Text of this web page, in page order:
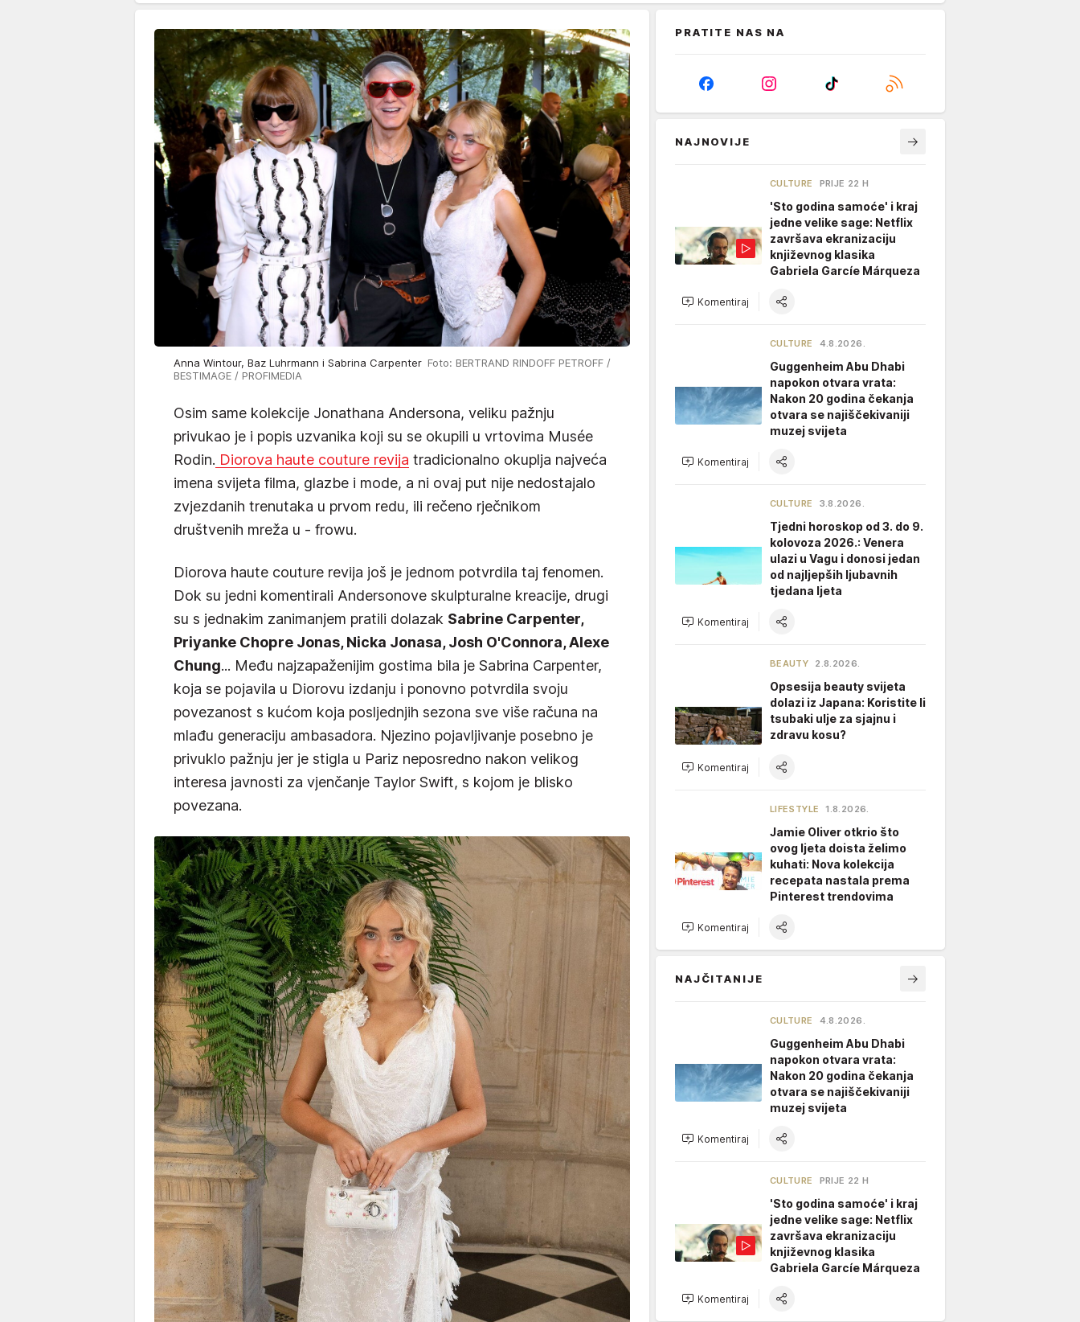
Anna Wintour, Baz Luhrmann i Sabrina Carpenter Foto: BERTRAND RINDOFF PETROFF /
BESTIMAGE / PROFIMEDIA
Osim same kolekcije Jonathana Andersona, veliku pažnju
privukao je i popis uzvanika koji su se okupili u vrtovima Musée
Rodin. Diorova haute couture revija tradicionalno okuplja najveća
imena svijeta filma, glazbe i mode, a ni ovaj put nije nedostajalo
zvjezdanih trenutaka u prvom redu, ili rečeno rječnikom
društvenih mreža u - frowu.
Diorova haute couture revija još je jednom potvrdila taj fenomen.
Dok su jedni komentirali Andersonove skulpturalne kreacije, drugi
su s jednakim zanimanjem pratili dolazak Sabrine Carpenter,
Priyanke Chopre Jonas, Nicka Jonasa, Josh O'Connora, Alexe
Chung... Među najzapaženijim gostima bila je Sabrina Carpenter,
koja se pojavila u Diorovu izdanju i ponovno potvrdila svoju
povezanost s kućom koja posljednjih sezona sve više računa na
mlađu generaciju ambasadora. Njezino pojavljivanje posebno je
privuklo pažnju jer je stigla u Pariz neposredno nakon velikog
interesa javnosti za vjenčanje Taylor Swift, s kojom je blisko
povezana.
PRATITE NAS NA
NAJNOVIJE
CULTURE PRIJE 22 H
'Sto godina samoće' i kraj
jedne velike sage: Netflix
završava ekranizaciju
književnog klasika
Gabriela Garcíe Márqueza
Komentiraj
CULTURE 4.8.2026.
Guggenheim Abu Dhabi
napokon otvara vrata:
Nakon 20 godina čekanja
otvara se najiščekivaniji
muzej svijeta
Komentiraj
CULTURE 3.8.2026.
Tjedni horoskop od 3. do 9.
kolovoza 2026.: Venera
ulazi u Vagu i donosi jedan
od najljepših ljubavnih
tjedana ljeta
Komentiraj
BEAUTY 2.8.2026.
Opsesija beauty svijeta
dolazi iz Japana: Koristite li
tsubaki ulje za sjajnu i
zdravu kosu?
Komentiraj
LIFESTYLE 1.8.2026.
Jamie Oliver otkrio što
ovog ljeta doista želimo
kuhati: Nova kolekcija
recepata nastala prema
Pinterest trendovima
Komentiraj
NAJČITANIJE
CULTURE 4.8.2026.
Guggenheim Abu Dhabi
napokon otvara vrata:
Nakon 20 godina čekanja
otvara se najiščekivaniji
muzej svijeta
Komentiraj
CULTURE PRIJE 22 H
'Sto godina samoće' i kraj
jedne velike sage: Netflix
završava ekranizaciju
književnog klasika
Gabriela Garcíe Márqueza
Komentiraj